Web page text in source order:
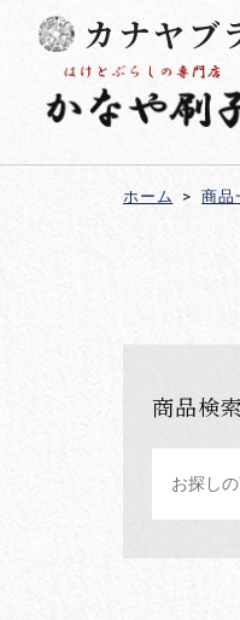
カナヤブ
ホーム > 商品
商品検索